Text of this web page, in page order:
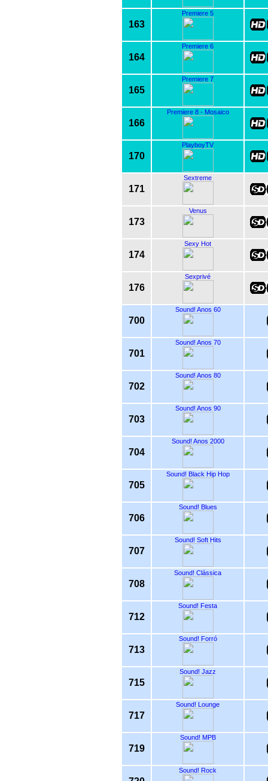
163
Premiere 5
164
Premiere 6
165
Premiere 7
166
Premiere 8 - Mosaico
170
PlayboyTV
171
Sextreme
173
Venus
174
Sexy Hot
176
Sexprivé
700
Sound! Anos 60
701
Sound! Anos 70
702
Sound! Anos 80
703
Sound! Anos 90
704
Sound! Anos 2000
705
Sound! Black Hip Hop
706
Sound! Blues
707
Sound! Soft Hits
708
Sound! Clássica
712
Sound! Festa
713
Sound! Forró
715
Sound! Jazz
717
Sound! Lounge
719
Sound! MPB
Sound! Rock